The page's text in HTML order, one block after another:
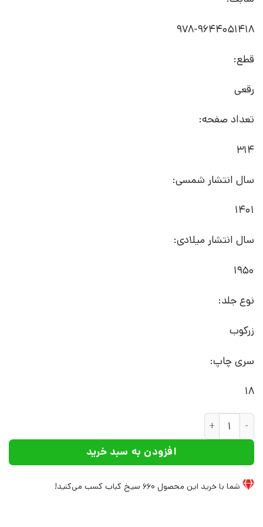
978-9644051418
قطع:
رقعی
تعداد صفحه:
314
سال انتشار شمسی:
1401
سال انتشار میلادی:
1950
نوع جلد:
زرکوب
سری چاپ:
18
کتاب کوروش کبیر | انتشارات علم عدد
افزودن به سبد خرید
شما با خرید این محصول 660 سیخ کباب کسب می‌کنید!